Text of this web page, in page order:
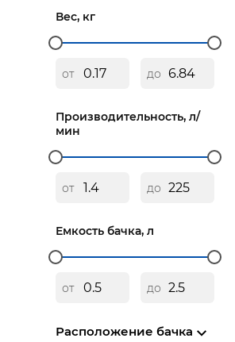
Вес, кг
от до
Производительность, л/
мин
от до
Емкость бачка, л
от до
Расположение бачка